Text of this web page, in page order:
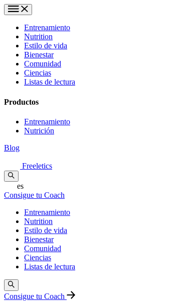
Entrenamiento
Nutrition
Estilo de vida
Bienestar
Comunidad
Ciencias
Listas de lectura
Productos
Entrenamiento
Nutrición
Blog
Freeletics
es
Consigue tu Coach
Entrenamiento
Nutrition
Estilo de vida
Bienestar
Comunidad
Ciencias
Listas de lectura
Consigue tu Coach